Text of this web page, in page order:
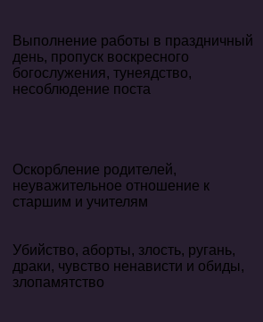
Выполнение работы в праздничный
день, пропуск воскресного
богослужения, тунеядство,
несоблюдение поста
Оскорбление родителей,
неуважительное отношение к
старшим и учителям
Убийство, аборты, злость, ругань,
драки, чувство ненависти и обиды,
злопамятство